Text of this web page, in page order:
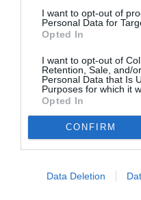
I want to opt-out of
Personal Data for
Opted In
I want to opt-out of
Retention, Sale, and/
Personal Data that Is
Purposes for which it
Opted In
CONFIRM
Data Deletion
«Βρίσκω τον εαυτό
έναν περίεργο
δημοσιογραφικός
απλώς να σε
θα μπορούσαν να
Ωστόσο, μοιράστηκε
χρόνου, η οπτική της